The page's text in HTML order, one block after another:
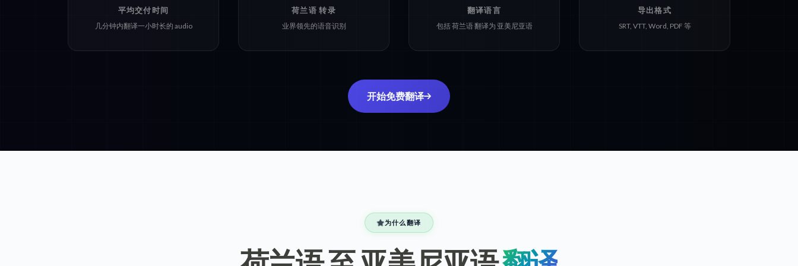
平均交付时间
几分钟内翻译一小时长的 audio
荷兰语 转录
业界领先的语音识别
翻译语言
包括 荷兰语 翻译为 亚美尼亚语
导出格式
SRT, VTT, Word, PDF 等
开始免费翻译
为什么翻译